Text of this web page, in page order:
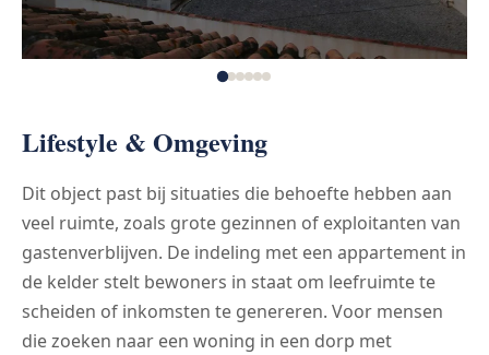
Lifestyle & Omgeving
Dit object past bij situaties die behoefte hebben aan
veel ruimte, zoals grote gezinnen of exploitanten van
gastenverblijven. De indeling met een appartement in
de kelder stelt bewoners in staat om leefruimte te
scheiden of inkomsten te genereren. Voor mensen
die zoeken naar een woning in een dorp met